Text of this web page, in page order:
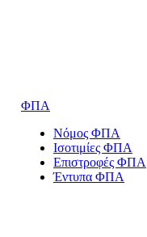
ΦΠΑ
Νόμος ΦΠΑ
Ισοτιμίες ΦΠΑ
Επιστροφές ΦΠΑ
Έντυπα ΦΠΑ